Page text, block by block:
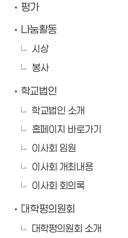
평가
나눔활동
시상
봉사
학교법인
학교법인 소개
홈페이지 바로가기
이사회 임원
이사회 개최내용
이사회 회의록
대학평의원회
대학평의원회 소개